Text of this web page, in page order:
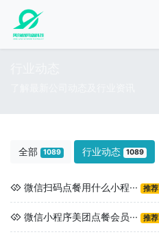
全部 1089 行业动态 1089
微信扫码点餐用什么小程··· 推荐
微信小程序美团点餐会员··· 推荐